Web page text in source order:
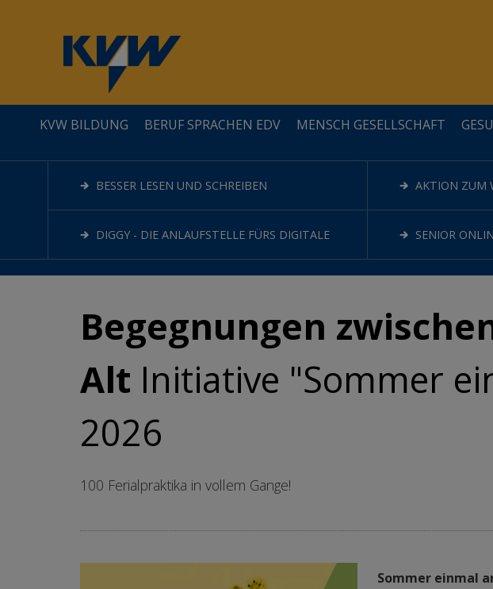
KVW BILDUNG BERUF SPRACHEN EDV MENSCH GESELLSCHAFT
ÜBER UNS KVW
QUALITÄT / ZERTIFIZIERUNGEN TEAM
LEHRGÄNGE
SPRACHEN EDV
GESELLSCHAFT
FAMILIE&ERZIEHUNG
GESUNDHEIT
KREATIVITÄT
BESSER LESEN UND SCHREIBEN AKTION ZUM
DIGGY - DIE ANLAUFSTELLE FÜRS DIGITALE SENIOR
Begegnungen
Alt Initiative "Sommer
2026
100 Ferialpraktika in vollem Gange!
Sommer einmal